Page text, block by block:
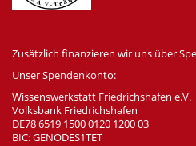
Zusätzlich finanzieren wir uns über
Unser Spendenkonto:
Wissenswerkstatt Friedrichshafen e.V.
Volksbank Friedrichshafen
DE78 6519 1500 0120 1200 03
BIC: GENODES1TET